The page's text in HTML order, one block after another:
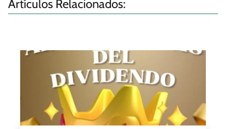
Artículos Relacionados: